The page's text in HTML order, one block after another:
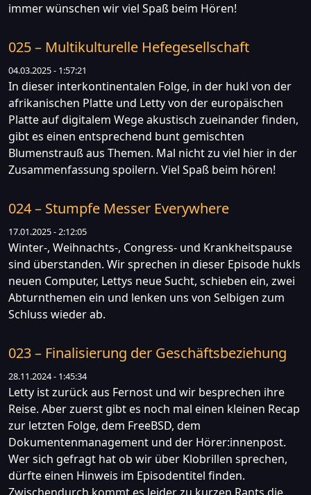
immer wünschen wir viel Spaß beim Hören!
025 – Multikulturelle Hefegesellschaft
04.03.2025 - 1:57:21
In dieser interkontinentalen Folge, in der hukl von der
afrikanischen Platte und Letty von der europäischen
Platte auf digitalem Wege akustisch zueinander finden,
gibt es einen entsprechend bunt gemischten
Blumenstrauß aus Themen. Mal nicht zu viel hier in der
Zusammenfassung spoilern. Viel Spaß beim hören!
024 – Stumpfe Messer Everywhere
17.01.2025 - 2:12:05
Winter-, Weihnachts-, Congress- und Krankheitspause
sind überstanden. Wir sprechen in dieser Episode hukls
neuen Computer, Lettys neue Sucht, schieben ein, zwei
Abturnthemen ein und lenken uns von Selbigen zum
Schluss wieder ab.
023 – Finalisierung der Geschäftsbeziehung
28.11.2024 - 1:45:34
Letty ist zurück aus Fernost und wir besprechen ihre
Reise. Aber zuerst gibt es noch mal einen kleinen Recap
zur letzten Folge, dem FreeBSD, dem
Dokumentenmanagement und der Hörer:innenpost.
Wer sich gefragt hat ob wir über Klobrillen sprechen,
dürfte einen Hinweis im Episodentitel finden.